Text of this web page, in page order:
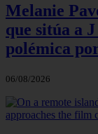
Melanie
que sitúa a
polémica
06/08/2026